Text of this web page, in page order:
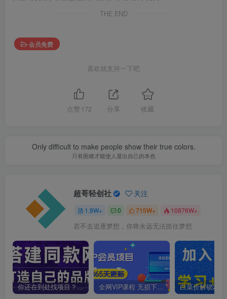
THE END
会员免费
喜欢就支持一下吧
点赞 172 分享 收藏
Only difficult to make people show their true colors.
只有困难才能使人显出自己的本色
超哥轻创社 关注
1.9W+ 0 715W+ 10876W+
若不去追逐梦想，你将永远无法抓住梦想
你还在到处找项目？还在当韭菜？我靠卖项目一个月收入5万+，曾经我也是个失败者。 全网VIP课程 无损下载~